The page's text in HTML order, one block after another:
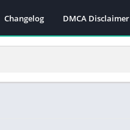
Changelog DMCA Disclaimer